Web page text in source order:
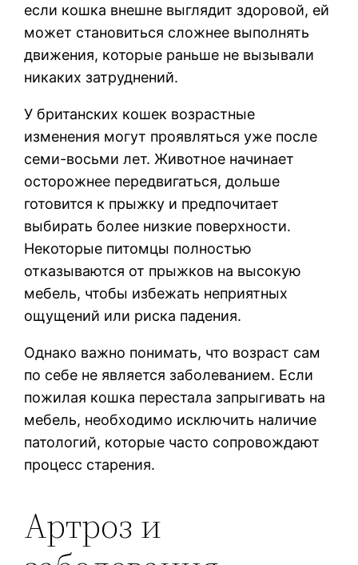
если кошка внешне выглядит здоровой, ей
может становиться сложнее выполнять
движения, которые раньше не вызывали
никаких затруднений.
У британских кошек возрастные
изменения могут проявляться уже после
семи-восьми лет. Животное начинает
осторожнее передвигаться, дольше
готовится к прыжку и предпочитает
выбирать более низкие поверхности.
Некоторые питомцы полностью
отказываются от прыжков на высокую
мебель, чтобы избежать неприятных
ощущений или риска падения.
Однако важно понимать, что возраст сам
по себе не является заболеванием. Если
пожилая кошка перестала запрыгивать на
мебель, необходимо исключить наличие
патологий, которые часто сопровождают
процесс старения.
Артроз и